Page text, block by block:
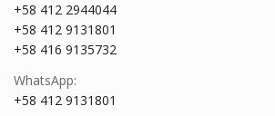
+58 412 2944044
+58 412 9131801
+58 416 9135732
WhatsApp:
+58 412 9131801